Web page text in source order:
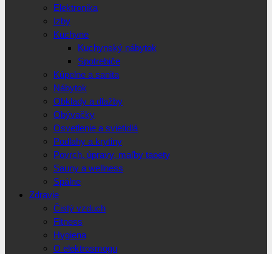
Elektronika
Izby
Kuchyne
Kuchynský nábytok
Spotrebiče
Kúpelne a sanita
Nábytok
Obklady a dlažby
Obývačky
Osvetlenie a svietidlá
Podlahy a krytiny
Povrch. úpravy, maľby tapety
Sauny a wellness
Spálne
Zdravie
Čistý vzduch
Fitness
Hygiena
O elektrosmogu